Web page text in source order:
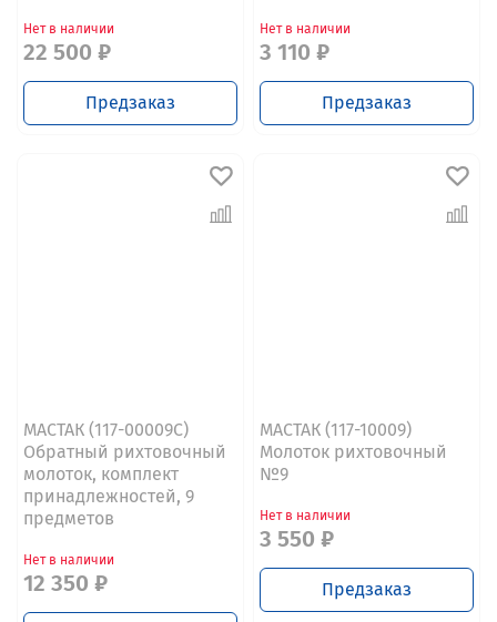
Нет в наличии
22 500 ₽
Предзаказ
Нет в наличии
3 110 ₽
Предзаказ
МАСТАК (117-00009C)
Обратный рихтовочный
молоток, комплект
принадлежностей, 9
предметов
Нет в наличии
12 350 ₽
МАСТАК (117-10009)
Молоток рихтовочный
№9
Нет в наличии
3 550 ₽
Предзаказ